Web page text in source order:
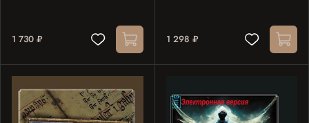
1 730 ₽ 1 298 ₽